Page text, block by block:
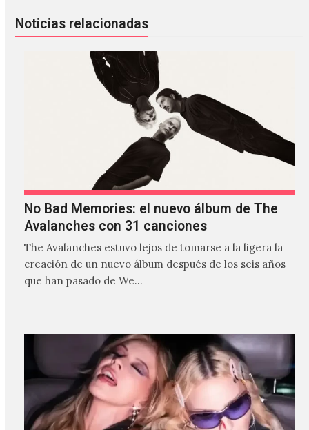
Noticias relacionadas
No Bad Memories: el nuevo álbum de The
Avalanches con 31 canciones
The Avalanches estuvo lejos de tomarse a la ligera la
creación de un nuevo álbum después de los seis años
que han pasado de We…